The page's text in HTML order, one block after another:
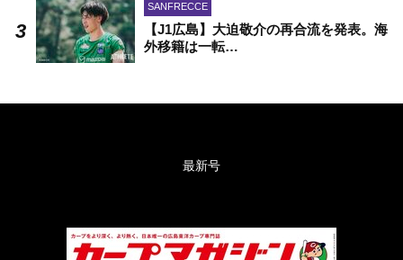
SANFRECCE
【J1広島】大迫敬介の再合流を発表。海
外移籍は一転…
最新号